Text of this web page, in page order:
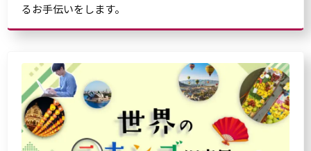
るお手伝いをします。